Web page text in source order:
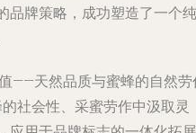
品牌策略，成功塑造了一个纯
——天然品质与蜜蜂的自然劳
社会性、采蜜劳作中汲取灵